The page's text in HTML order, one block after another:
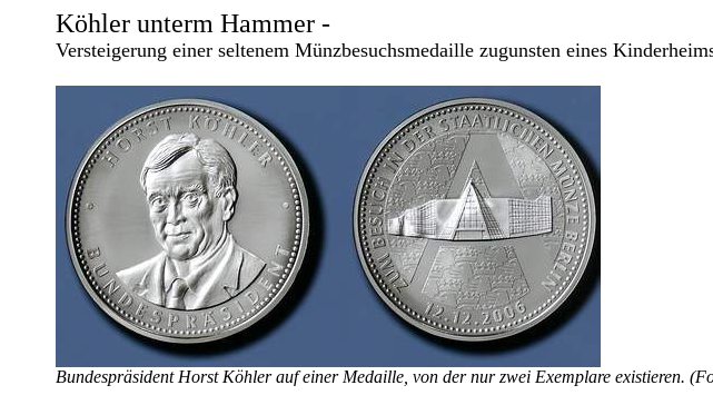
Köhler unterm Hammer -
Versteigerung einer seltenem Münzbesuchsmedaille zugunsten eines
Bundespräsident Horst Köhler auf einer Medaille, von der nur zwei Exemplare existieren.